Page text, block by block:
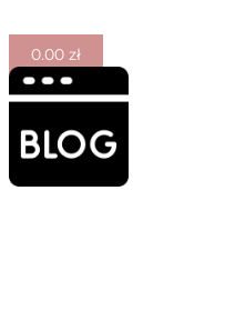
0.00 zł